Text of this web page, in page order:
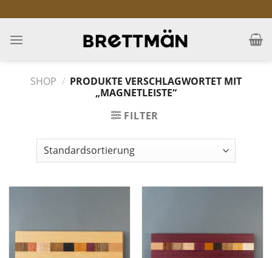
to
content
SHOP / PRODUKTE VERSCHLAGWORTET MIT
„MAGNETLEISTE“
FILTER